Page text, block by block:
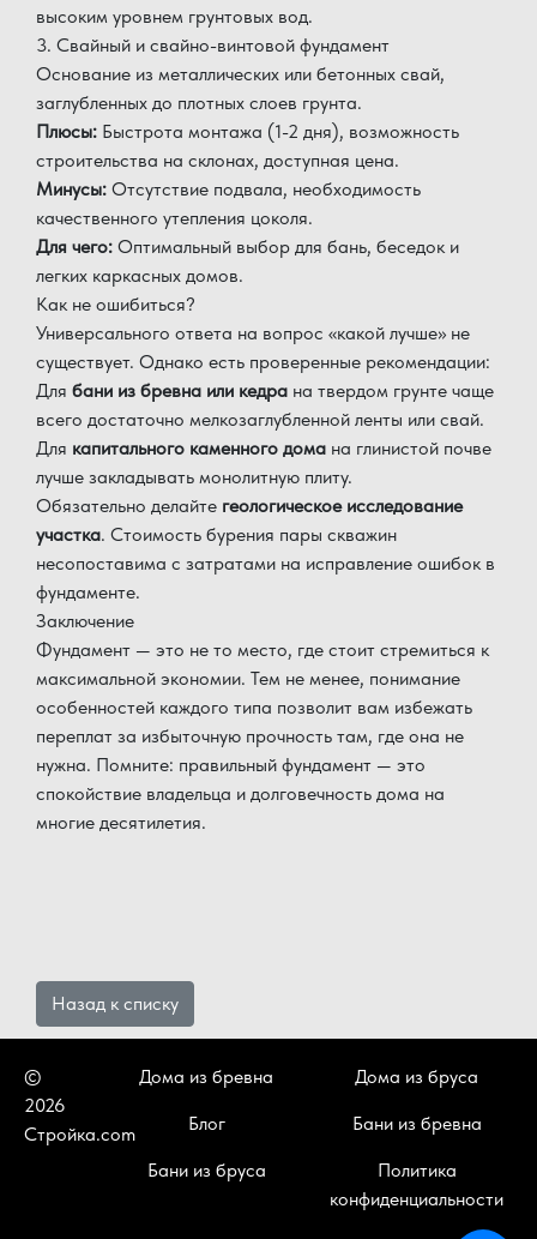
высоким уровнем грунтовых вод.
3. Свайный и свайно-винтовой фундамент
Основание из металлических или бетонных свай,
заглубленных до плотных слоев грунта.
Плюсы: Быстрота монтажа (1-2 дня), возможность
строительства на склонах, доступная цена.
Минусы: Отсутствие подвала, необходимость
качественного утепления цоколя.
Для чего: Оптимальный выбор для бань, беседок и
легких каркасных домов.
Как не ошибиться?
Универсального ответа на вопрос «какой лучше» не
существует. Однако есть проверенные рекомендации:
Для бани из бревна или кедра на твердом грунте чаще
всего достаточно мелкозаглубленной ленты или свай.
Для капитального каменного дома на глинистой почве
лучше закладывать монолитную плиту.
Обязательно делайте геологическое исследование
участка. Стоимость бурения пары скважин
несопоставима с затратами на исправление ошибок в
фундаменте.
Заключение
Фундамент — это не то место, где стоит стремиться к
максимальной экономии. Тем не менее, понимание
особенностей каждого типа позволит вам избежать
переплат за избыточную прочность там, где она не
нужна. Помните: правильный фундамент — это
спокойствие владельца и долговечность дома на
многие десятилетия.
Назад к списку
©
2026
Стройка.com
Дома из бревна Дома из бруса
Блог Бани из бревна
Бани из бруса
Политика
конфиденциальности